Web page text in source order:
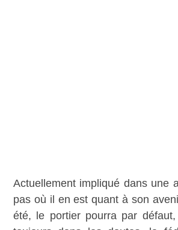
Actuellement impliqué dans une
pas où il en est quant à son
été, le portier pourra par